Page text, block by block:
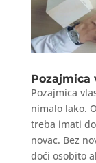
Pozajmica
Pozajmica
nimalo lako.
treba imati
novac. Bez
doći osobito